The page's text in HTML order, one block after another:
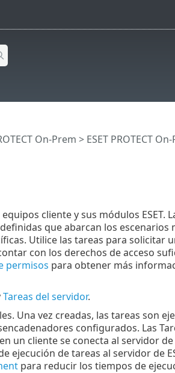
On-Prem > ESET PROTECT
cliente y sus módulos ESET.
que abarcan los escenarios
Utilice las tareas para solicitar
con los derechos de acceso
permisos para obtener más
Tareas del servidor.
Una vez creadas, las tareas son
configurados. Las
cliente se conecta al servidor de
de tareas al servidor de
para reducir los tiempos de